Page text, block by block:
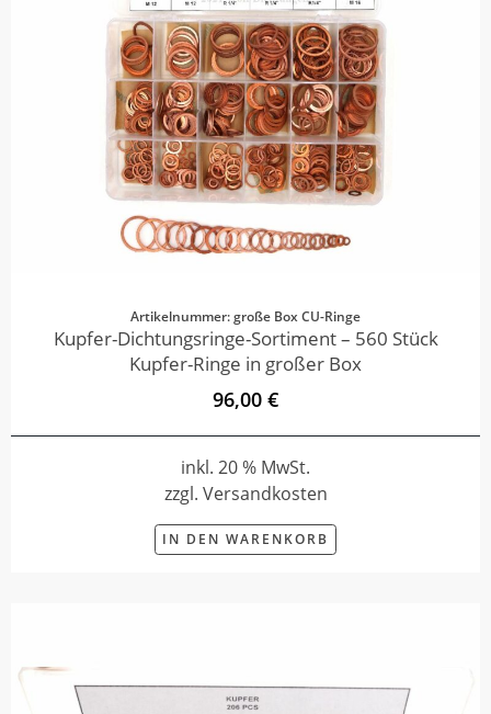
Artikelnummer: große Box CU-Ringe
Kupfer-Dichtungsringe-Sortiment – 560 Stück
Kupfer-Ringe in großer Box
96,00 €
inkl. 20 % MwSt.
zzgl. Versandkosten
IN DEN WARENKORB